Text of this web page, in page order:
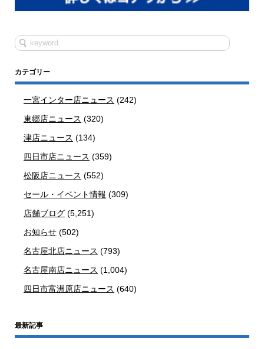
カテゴリー
一宮インター店ニュース (242)
東郷店ニュース (320)
津店ニュース (134)
四日市店ニュース (359)
松阪店ニュース (552)
セール・イベント情報 (309)
店舗ブログ (5,251)
お知らせ (502)
名古屋北店ニュース (793)
名古屋南店ニュース (1,004)
四日市富洲原店ニュース (640)
最新記事